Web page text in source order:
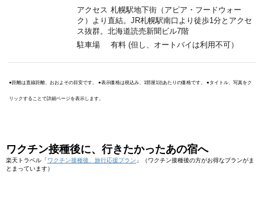
アクセス 札幌駅地下街（アピア・フードウォー
ク）より直結。JR札幌駅南口より徒歩1分とアクセ
ス抜群。北海道読売新聞ビル7階
駐車場
有料 (但し、オートバイは利用不可）
●距離は直線距離、おおよその目安です。 ●表示価格は税込み、1部屋1泊あたりの価格です。 ●タイトル、写真をク
リックすることで詳細ページを表示します。
ワクチン接種後に、行きたかったあの宿へ
楽天トラベル「ワクチン接種後、旅行応援プラン 」（ワクチン接種後の方がお得なプランがま
とまっています）